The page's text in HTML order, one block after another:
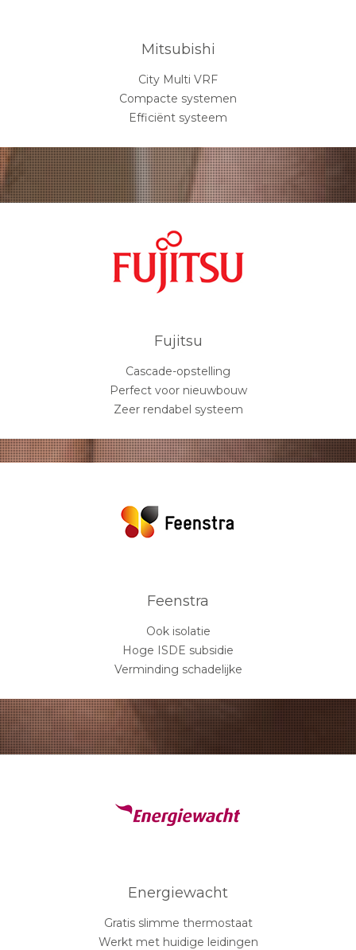
Mitsubishi
City Multi VRF
Compacte systemen
Efficiënt systeem
Fujitsu
Cascade-opstelling
Perfect voor nieuwbouw
Zeer rendabel systeem
Feenstra
Ook isolatie
Hoge ISDE subsidie
Verminding schadelijke
Energiewacht
Gratis slimme thermostaat
Werkt met huidige leidingen